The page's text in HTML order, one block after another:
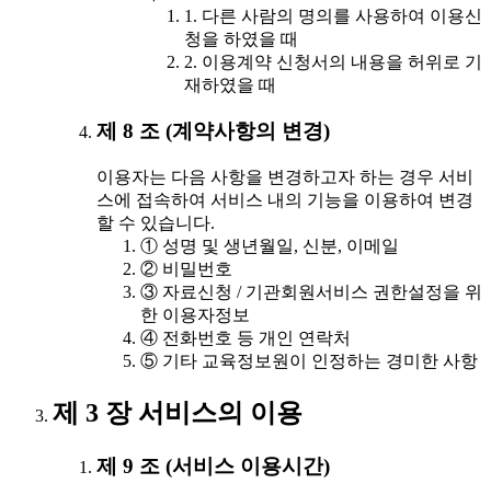
1. 다른 사람의 명의를 사용하여 이용신
청을 하였을 때
2. 이용계약 신청서의 내용을 허위로 기
재하였을 때
제 8 조 (계약사항의 변경)
이용자는 다음 사항을 변경하고자 하는 경우 서비
스에 접속하여 서비스 내의 기능을 이용하여 변경
할 수 있습니다.
① 성명 및 생년월일, 신분, 이메일
② 비밀번호
③ 자료신청 / 기관회원서비스 권한설정을 위
한 이용자정보
④ 전화번호 등 개인 연락처
⑤ 기타 교육정보원이 인정하는 경미한 사항
제 3 장 서비스의 이용
제 9 조 (서비스 이용시간)